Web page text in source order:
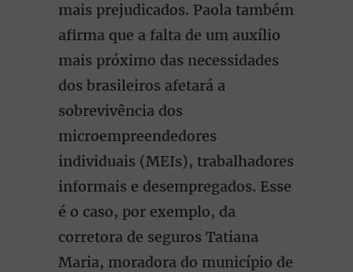
mais prejudicados. Paola também
afirma que a falta de um auxílio
mais próximo das necessidades
dos brasileiros afetará a
sobrevivência dos
microempreendedores
individuais (MEIs), trabalhadores
informais e desempregados. Esse
é o caso, por exemplo, da
corretora de seguros Tatiana
Maria, moradora do município de